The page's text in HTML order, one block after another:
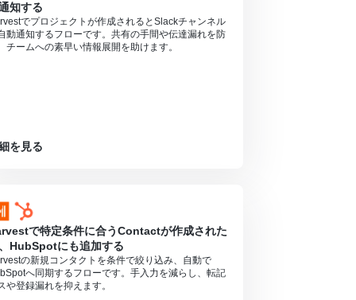
知する
でプロジェクトが作成されるとSlackチャンネル
動通知するフローです。共有の手間や伝達漏れを防
チームへの素早い情報展開を助けます。
を見る
で特定条件に合うContactが作成された
HubSpotにも追加する
の新規コンタクトを条件で絞り込み、自動で
へ同期するフローです。手入力を減らし、転記
や登録漏れを抑えます。